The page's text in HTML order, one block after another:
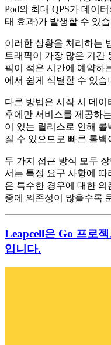
Pod의 최대 QPS가 데이
태 효과)가 발생할 수 있
이러한 상황을 처리하는
트래픽이 가장 많은 기간
픽이 적은 시간에 예약하
에서 쉽게 식별할 수 있습
다른 방법은 시작 시 데이
후에만 서비스를 제공하
이 있는 릴리스로 인해
질 수 있으므로 빠른 롤백
두 가지 접근 방식 모두
서는 특정 요구 사항에 따
은 특수한 경우에 대한
중에 의존성이 많을수록
Leapcell은 Go 프로
입니다.